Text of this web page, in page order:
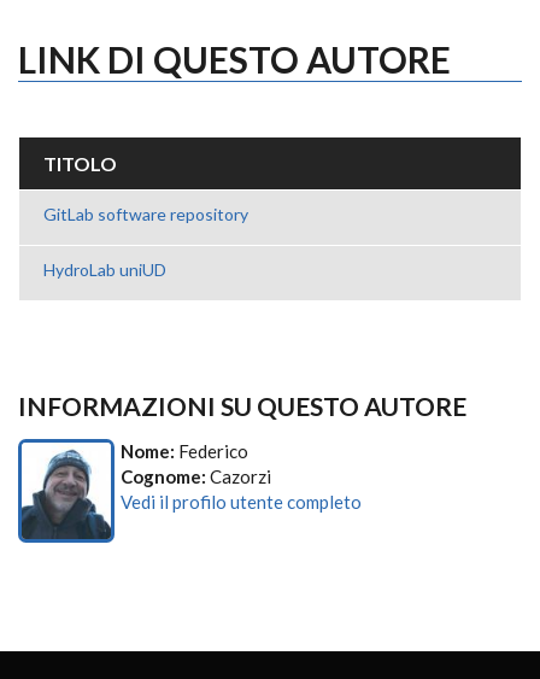
LINK DI QUESTO AUTORE
TITOLO
GitLab software repository
HydroLab uniUD
INFORMAZIONI SU QUESTO AUTORE
Nome: Federico
Cognome: Cazorzi
Vedi il profilo utente completo